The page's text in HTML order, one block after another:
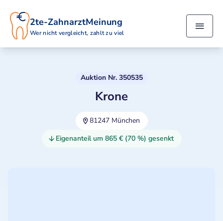
2te-ZahnarztMeinung
Wer nicht vergleicht, zahlt zu viel
Auktion Nr. 350535
Krone
81247 München
Eigenanteil um 865 € (70 %) gesenkt